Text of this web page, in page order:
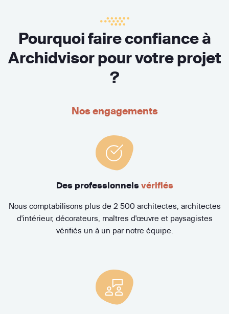
Pourquoi faire confiance à
Archidvisor pour votre projet
?
Nos engagements
Des professionnels vérifiés
Nous comptabilisons plus de 2 500 architectes, architectes
d'intérieur, décorateurs, maîtres d'œuvre et paysagistes
vérifiés un à un par notre équipe.